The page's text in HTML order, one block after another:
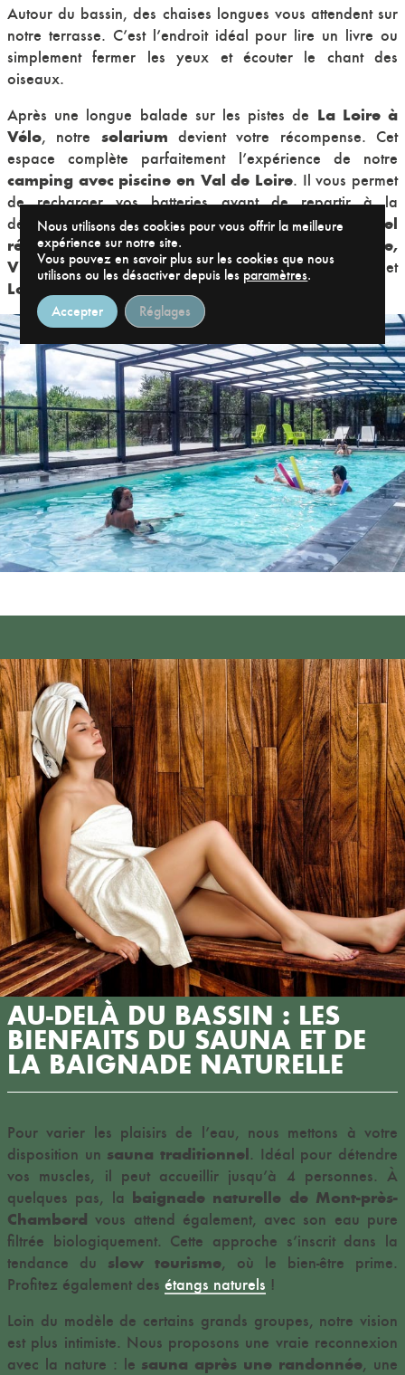
Autour du bassin, des chaises longues vous attendent sur
notre terrasse. C’est l’endroit idéal pour lire un livre ou
simplement fermer les yeux et écouter le chant des
oiseaux.
Après une longue balade sur les pistes de La Loire à
Vélo, notre solarium devient votre récompense. Cet
espace complète parfaitement l’expérience de notre
camping avec piscine en Val de Loire. Il vous permet
de recharger vos batteries avant de repartir à la
découverte des trésors de la région, duParc naturel
régionalauxchâteaux de Blois, Amboise,
Villandry, ou encore aux forteresses deChinon et
Loches
AU-DELÀ DU BASSIN : LES
BIENFAITS DU SAUNA ET DE
LA BAIGNADE NATURELLE
Pour varier les plaisirs de l’eau, nous mettons à votre
disposition un sauna traditionnel. Idéal pour détendre
vos muscles, il peut accueillir jusqu’à 4 personnes. À
quelques pas, la baignade naturelle de Mont-près-
Chambord vous attend également, avec son eau pure
filtrée biologiquement. Cette approche s’inscrit dans la
tendance du slow tourisme, où le bien-être prime.
Profitez également des étangs naturels !
Loin du modèle de certains grands groupes, notre vision
est plus intimiste. Nous proposons une vraie reconnexion
avec la nature : le sauna après une randonnée, une
Nous utilisons des cookies pour vous offrir la meilleure
expérience sur notre site.
Vous pouvez en savoir plus sur les cookies que nous
utilisons ou les désactiver depuis les paramètres.
Accepter Réglages